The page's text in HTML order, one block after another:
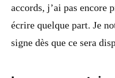
accords, j’ai pas encore
écrire quelque part. Je
signe dès que ce sera